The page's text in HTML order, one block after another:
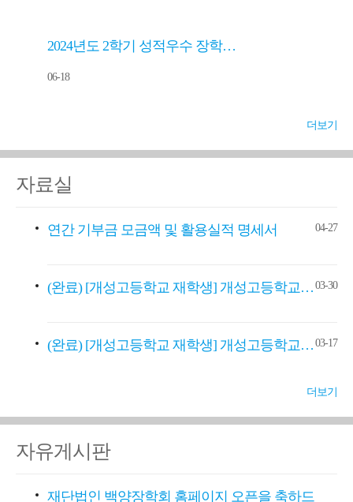
2024년도 2학기 성적우수 장학…
06-18
더보기
자료실
연간 기부금 모금액 및 활용실적 명세서 04-27
(완료) [개성고등학교 재학생] 개성고등학교… 03-30
(완료) [개성고등학교 재학생] 개성고등학교… 03-17
더보기
자유게시판
재단법인 백양장학회 홈페이지 오픈을 축하드